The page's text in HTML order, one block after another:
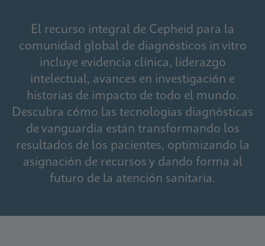
El recurso integral de Cepheid para la
comunidad global de diagnósticos in vitro
incluye evidencia clínica, liderazgo
intelectual, avances en investigación e
historias de impacto de todo el mundo.
Descubra cómo las tecnologías diagnósticas
de vanguardia están transformando los
resultados de los pacientes, optimizando la
asignación de recursos y dando forma al
futuro de la atención sanitaria.